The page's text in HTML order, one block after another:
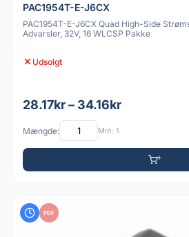
PAC1954T-E-J6CX
PAC1954T-E-J6CX Quad High-Side
Advarsler, 32V, 16 WLCSP Pakke
Udsolgt
28.17kr – 34.16kr
Mængde: Min: 1
PDF